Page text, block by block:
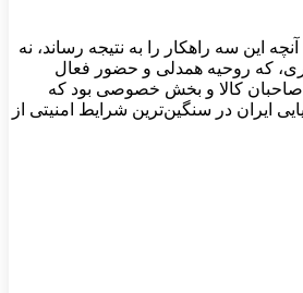
آنچه این سه راهکار را به نتیجه رساند، نه
که روحیه همدلی و حضور فعال
صاحبان کالا و بخش خصوصی بود که
ایران در سنگین‌ترین شرایط امنیتی از